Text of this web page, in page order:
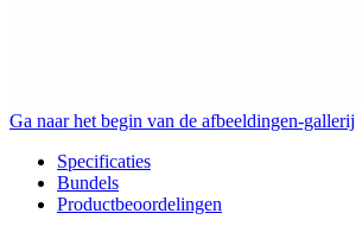
Ga naar het begin van de afbeeldingen-gallerij
Specificaties
Bundels
Productbeoordelingen